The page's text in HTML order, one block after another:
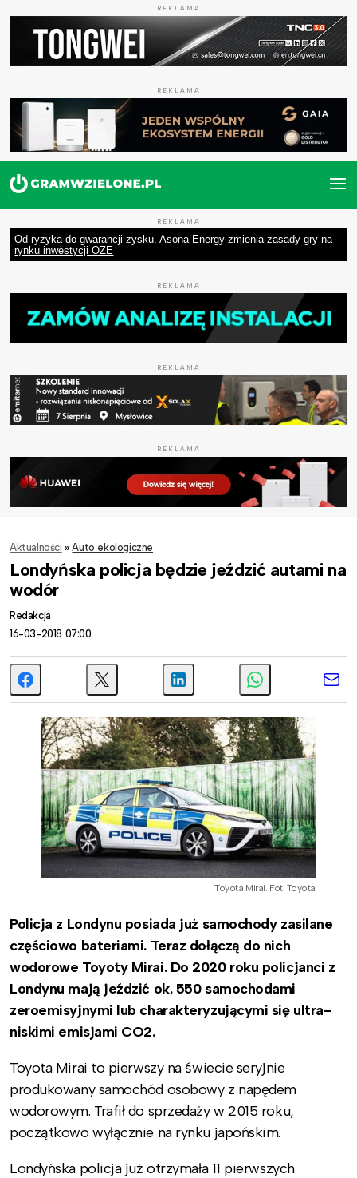
REKLAMA
REKLAMA
REKLAMA
Od ryzyka do gwarancji zysku. Asona Energy zmienia zasady gry na
rynku inwestycji OZE
REKLAMA
REKLAMA
REKLAMA
Aktualności » Auto ekologiczne
Londyńska policja będzie jeździć autami na
wodór
Redakcja
16-03-2018 07:00
Toyota Mirai. Fot. Toyota
Policja z Londynu posiada już samochody zasilane
częściowo bateriami. Teraz dołączą do nich
wodorowe Toyoty Mirai. Do 2020 roku policjanci z
Londynu mają jeździć ok. 550 samochodami
zeroemisyjnymi lub charakteryzującymi się ultra-
niskimi emisjami CO2.
Toyota Mirai to pierwszy na świecie seryjnie
produkowany samochód osobowy z napędem
wodorowym. Trafił do sprzedaży w 2015 roku,
początkowo wyłącznie na rynku japońskim.
Londyńska policja już otrzymała 11 pierwszych